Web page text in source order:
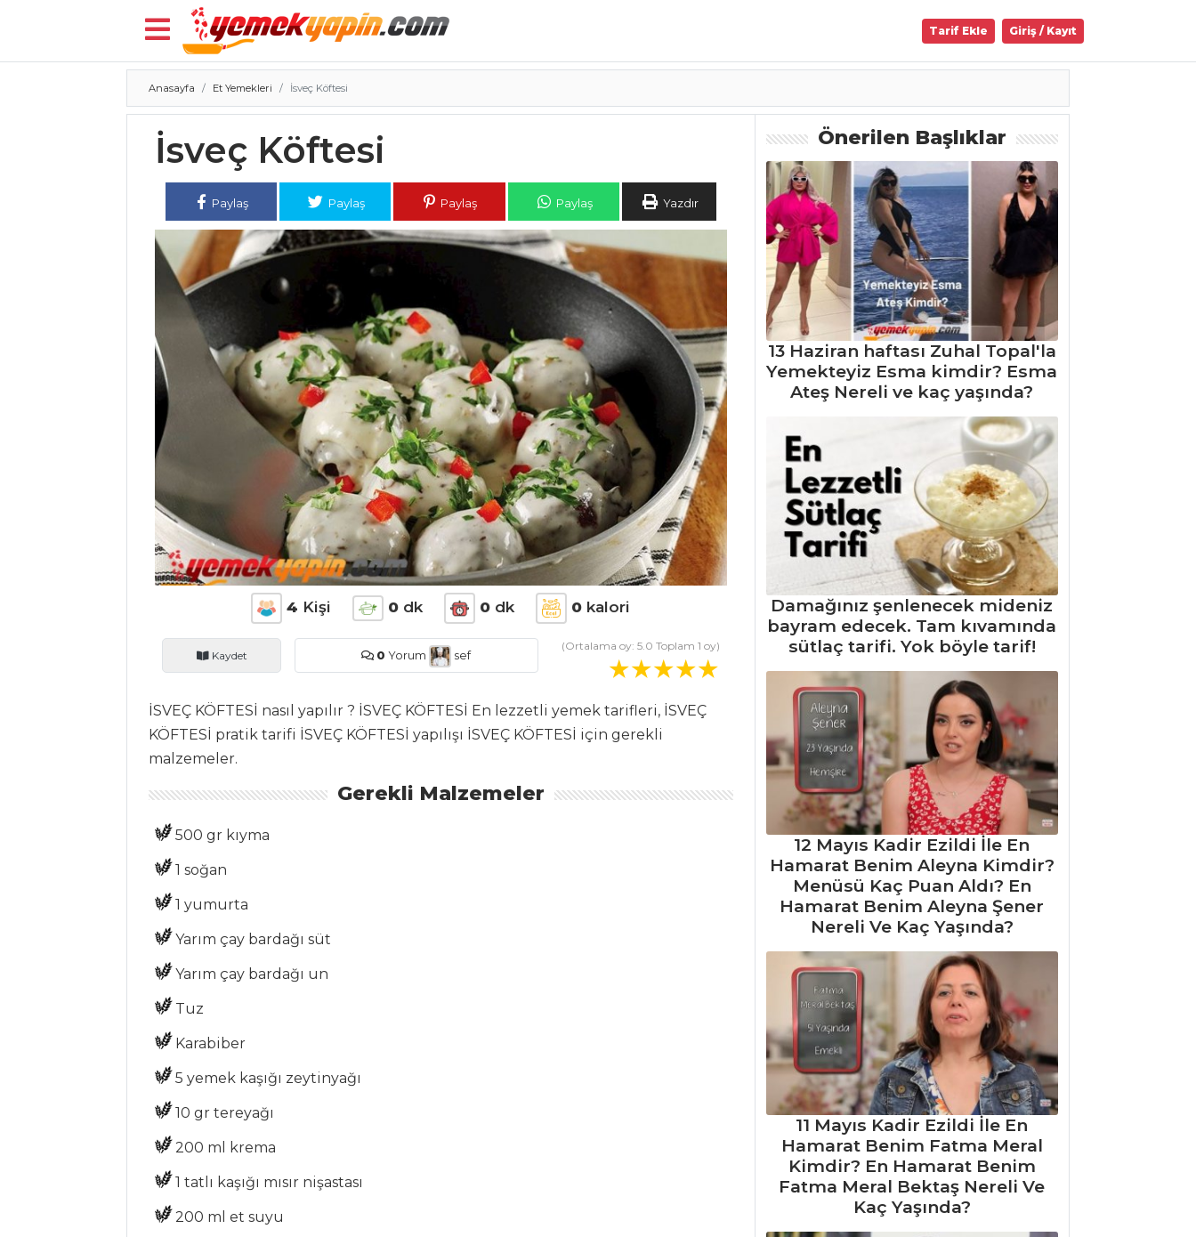
Kategoriler
Bademli Brüksel
Tarif Ekle Giriş / Kayıt
Anasayfa Et Yemekleri İsveç Köftesi
İsveç Köftesi
Paylaş Paylaş Paylaş Paylaş Yazdır
4 Kişi 0 dk 0 dk 0 kalori
Kaydet 0 Yorum sef
(Ortalama oy: 5.0 Toplam 1 oy)
İSVEÇ KÖFTESİ nasıl yapılır ? İSVEÇ KÖFTESİ En lezzetli yemek tarifleri, İSVEÇ
KÖFTESİ pratik tarifi İSVEÇ KÖFTESİ yapılışı İSVEÇ KÖFTESİ için gerekli
malzemeler.
Gerekli Malzemeler
500 gr kıyma
1 soğan
1 yumurta
Yarım çay bardağı süt
Yarım çay bardağı un
Tuz
Karabiber
5 yemek kaşığı zeytinyağı
10 gr tereyağı
200 ml krema
1 tatlı kaşığı mısır nişastası
200 ml et suyu
Önerilen Başlıklar
13 Haziran haftası Zuhal Topal'la
Yemekteyiz Esma kimdir? Esma
Ateş Nereli ve kaç yaşında?
Damağınız şenlenecek mideniz
bayram edecek. Tam kıvamında
sütlaç tarifi. Yok böyle tarif!
12 Mayıs Kadir Ezildi İle En
Hamarat Benim Aleyna Kimdir?
Menüsü Kaç Puan Aldı? En
Hamarat Benim Aleyna Şener
Nereli Ve Kaç Yaşında?
11 Mayıs Kadir Ezildi İle En
Hamarat Benim Fatma Meral
Kimdir? En Hamarat Benim
Fatma Meral Bektaş Nereli Ve
Kaç Yaşında?